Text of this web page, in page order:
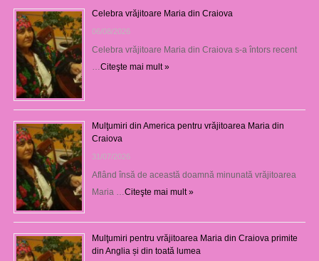
Celebra vrăjitoare Maria din Craiova
06/08/2026
Celebra vrăjitoare Maria din Craiova s-a întors recent
Citeşte mai mult »
Mulţumiri din America pentru vrăjitoarea Maria din
Craiova
31/07/2026
Aflând însă de această doamnă minunată vrăjitoarea
Maria … Citeşte mai mult »
Mulţumiri pentru vrăjitoarea Maria din Craiova primite
din Anglia și din toată lumea